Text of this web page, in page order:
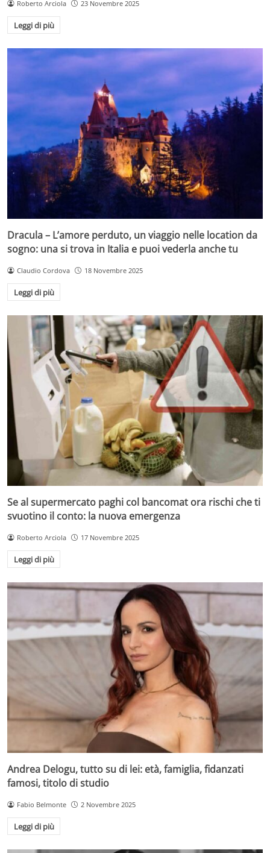
Roberto Arciola 23 Novembre 2025
Leggi di più
Dracula – L’amore perduto, un viaggio nelle location da
sogno: una si trova in Italia e puoi vederla anche tu
Claudio Cordova 18 Novembre 2025
Leggi di più
Se al supermercato paghi col bancomat ora rischi che ti
svuotino il conto: la nuova emergenza
Roberto Arciola 17 Novembre 2025
Leggi di più
Andrea Delogu, tutto su di lei: età, famiglia, fidanzati
famosi, titolo di studio
Fabio Belmonte 2 Novembre 2025
Leggi di più